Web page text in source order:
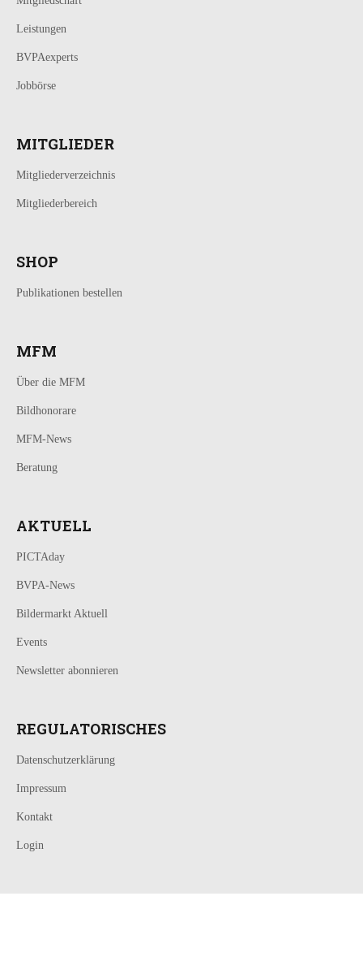
Leistungen
BVPAexperts
Jobbörse
MITGLIEDER
Mitgliederverzeichnis
Mitgliederbereich
SHOP
Publikationen bestellen
MFM
Über die MFM
Bildhonorare
MFM-News
Beratung
AKTUELL
PICTAday
BVPA-News
Bildermarkt Aktuell
Events
Newsletter abonnieren
REGULATORISCHES
Datenschutzerklärung
Impressum
Kontakt
Login